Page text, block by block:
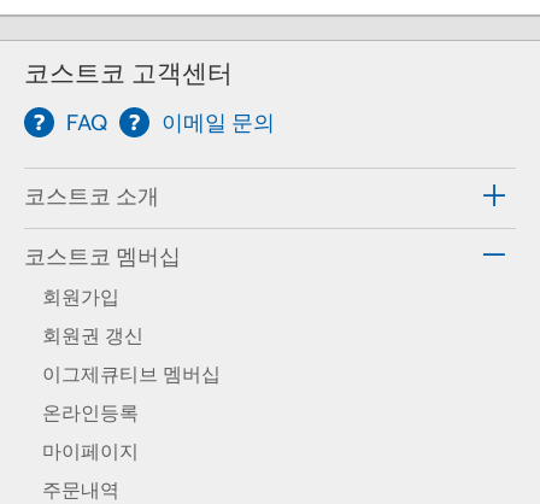
코스트코 고객센터
FAQ 이메일 문의
코스트코 소개
코스트코 멤버십
회원가입
회원권 갱신
이그제큐티브 멤버십
온라인등록
마이페이지
주문내역